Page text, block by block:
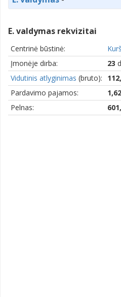
E. valdymas rekvizitai
Centrinė būstinė:
Įmonėje dirba:
23
Vidutinis atlyginimas (bruto):
Pardavimo pajamos:
Pelnas: